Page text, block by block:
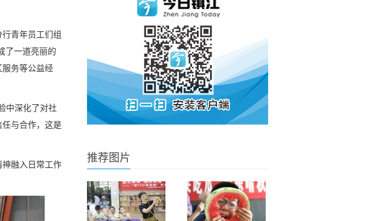
青年员工们组
了一道亮丽的
务等公益经
中深化了对社
与合作，这是
融入日常工作
推荐图片